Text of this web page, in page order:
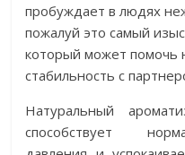
пробуждает в людях
пожалуй это самый
который может помочь
стабильность с
Натуральный
способствует